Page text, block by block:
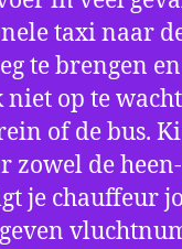
taxi naar
te brengen
op te
of de bus.
de
je chauffeur